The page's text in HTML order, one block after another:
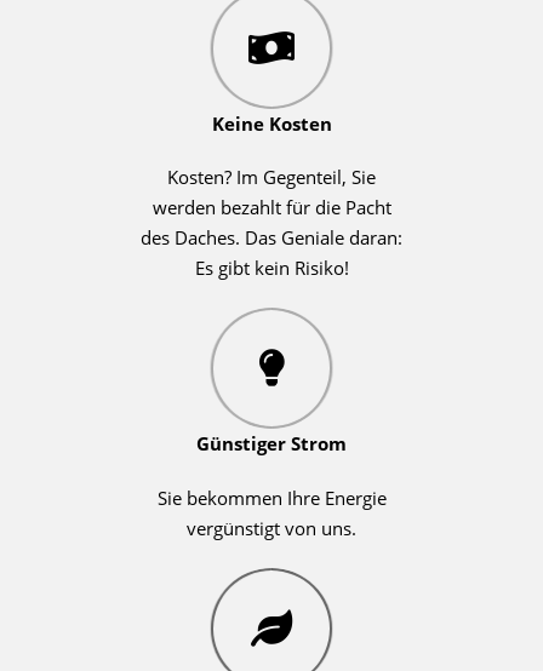
Keine Kosten
Kosten? Im Gegenteil, Sie
werden bezahlt für die Pacht
des Daches. Das Geniale daran:
Es gibt kein Risiko!
Günstiger Strom
Sie bekommen Ihre Energie
vergünstigt von uns.